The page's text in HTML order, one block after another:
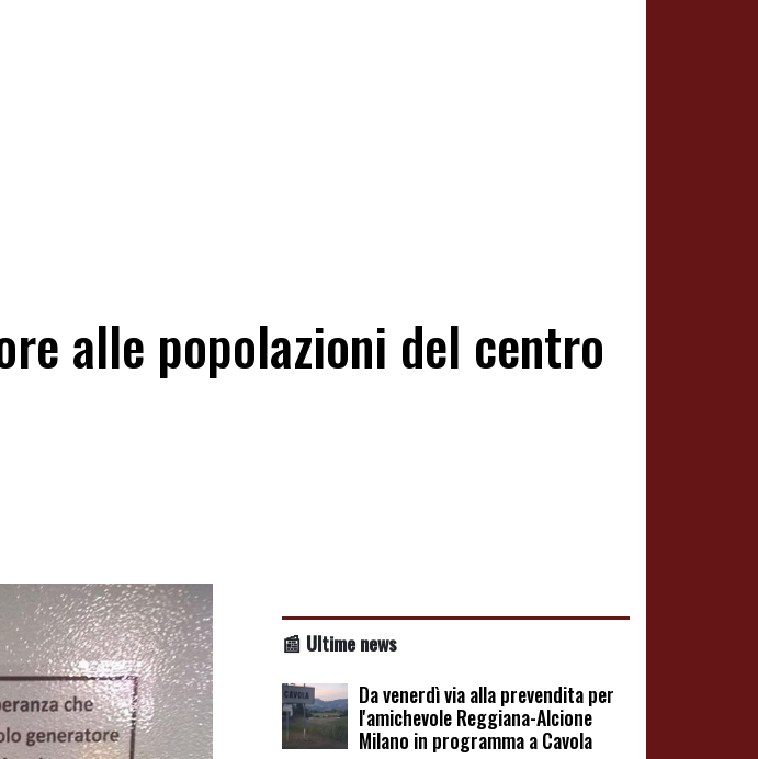
alle popolazioni del centro
📰 Ultime news
Da venerdì via alla prevendita per
l'amichevole Reggiana-Alcione
Milano in programma a Cavola